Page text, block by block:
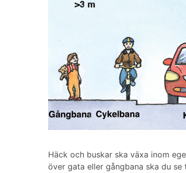
Häck och buskar ska växa inom
över gata eller gångbana ska du